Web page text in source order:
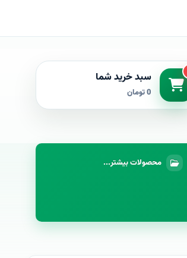
سبد خرید شما
0 تومان
محصولات بیشتر...